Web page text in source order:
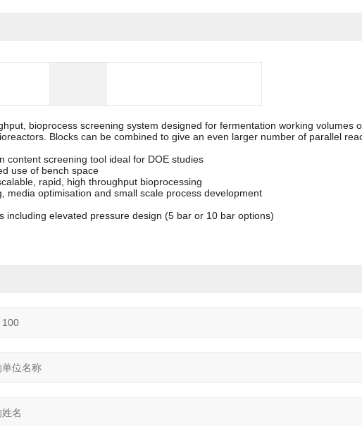
bioprocess screening system designed for fermentation working volumes
Blocks can be combined to givean even larger number of parallel
content screening tool ideal for DOE studies
use of bench space
rapid, high throughput bioprocessing
media optimisation and small scale process development
including elevated pressure design (5 bar or 10 bar options)